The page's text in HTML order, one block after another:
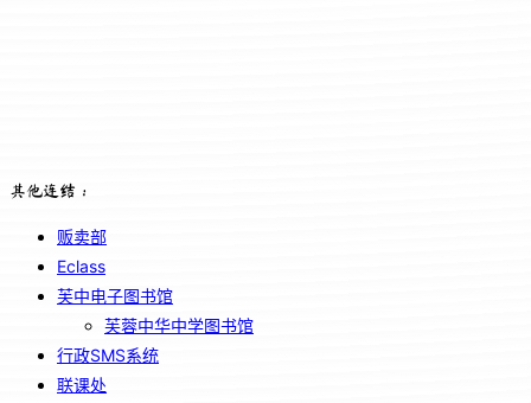
其他连结：
贩卖部
Eclass
芙中电子图书馆
芙蓉中华中学图书馆
行政SMS系统
联课处